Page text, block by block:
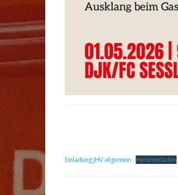
Einladung JHV allgemein Herunterladen